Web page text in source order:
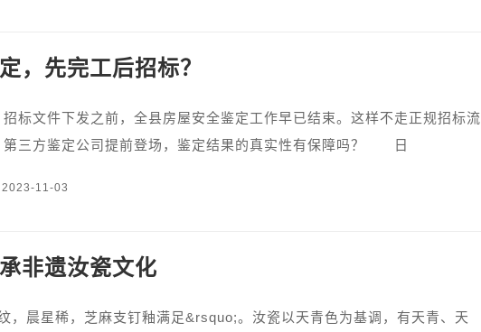
，先完工后招标？
文件下发之前，全县房屋安全鉴定工作早已结束。这样不走正规招标流
第三方鉴定公司提前登场，鉴定结果的真实性有保障吗？ 日
2023-11-03
非遗汝瓷文化
晨星稀，芝麻支钉釉满足&rsquo;。汝瓷以天青色为基调，有天青、天